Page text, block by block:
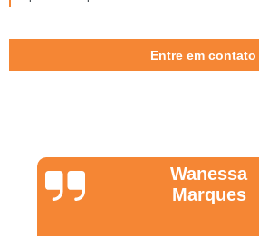
Entre em contato
Wanessa
Marques